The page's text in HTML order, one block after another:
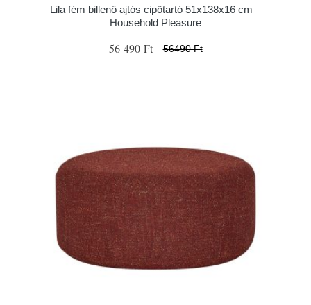
Lila fém billenő ajtós cipőtartó 51x138x16 cm –
Household Pleasure
56 490 Ft 56490 Ft